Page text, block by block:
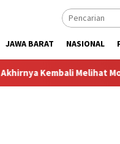
JAWA BARAT NASIONAL
Melihat Motor